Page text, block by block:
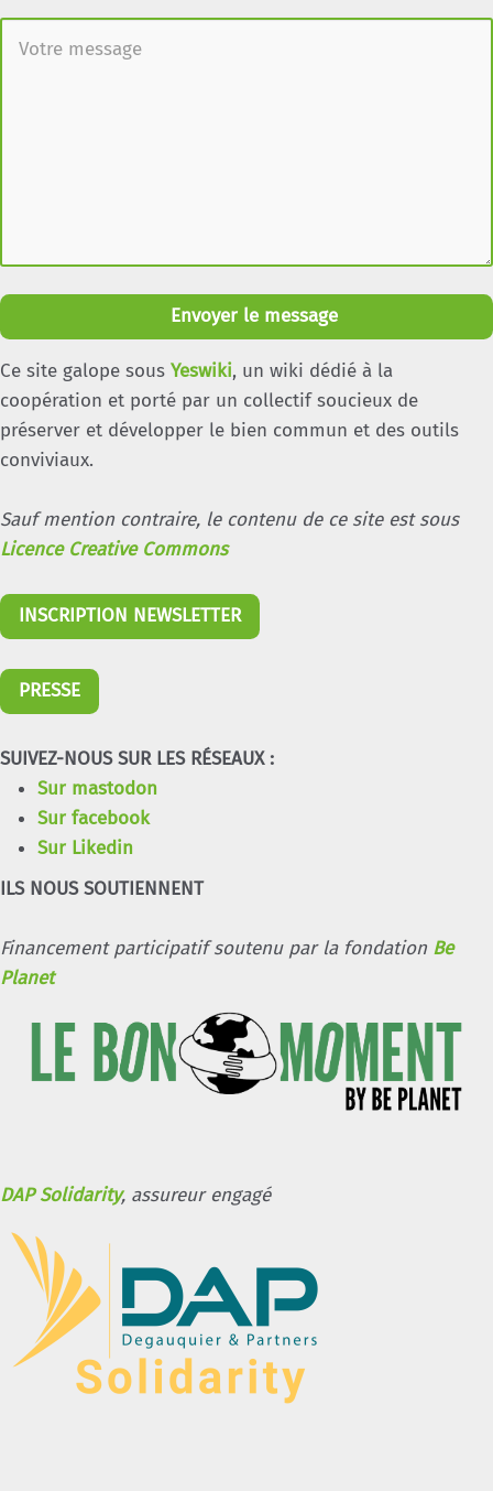
Envoyer le message
Ce site galope sous Yeswiki, un wiki dédié à la
coopération et porté par un collectif soucieux de
préserver et développer le bien commun et des outils
conviviaux.
Sauf mention contraire, le contenu de ce site est sous
Licence Creative Commons
INSCRIPTION NEWSLETTER
PRESSE
SUIVEZ-NOUS SUR LES RÉSEAUX :
Sur mastodon
Sur facebook
Sur Likedin
ILS NOUS SOUTIENNENT
Financement participatif soutenu par la fondation Be
Planet
DAP Solidarity, assureur engagé